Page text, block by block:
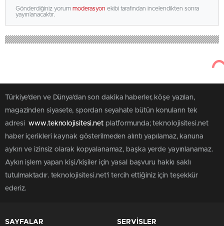
Gönderdiğiniz yorum moderasyon ekibi tarafından incelendikten sonra
yayınlanacaktır.
Türkiye'den ve Dünya’dan son dakika haberler, köşe yazıları,
magazinden siyasete, spordan seyahate bütün konuların tek
adresiwww.teknolojisitesi.netplatformunda; teknolojisitesi.net
haber içerikleri kaynak gösterilmeden alıntı yapılamaz, kanuna
aykırı ve izinsiz olarak kopyalanamaz, başka yerde yayınlanamaz.
Aykırı işlem yapan kişi/kişiler için yasal başvuru hakkı saklı
tutulmaktadır. teknolojisitesi.net'i tercih ettiğiniz için teşekkür
ederiz.
SAYFALAR SERVİSLER